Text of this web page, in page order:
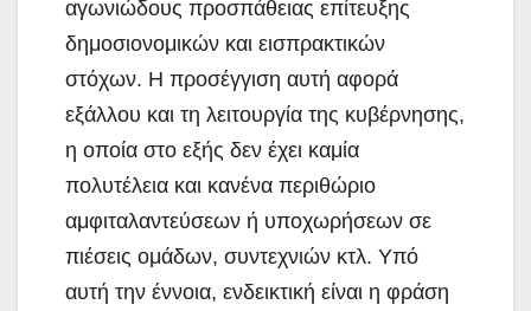
αγωνιώδους προσπάθειας επίτευξης
δημοσιονομικών και εισπρακτικών
στόχων. Η προσέγγιση αυτή αφορά
εξάλλου και τη λειτουργία της κυβέρνησης,
η οποία στο εξής δεν έχει καμία
πολυτέλεια και κανένα περιθώριο
αμφιταλαντεύσεων ή υποχωρήσεων σε
πιέσεις ομάδων, συντεχνιών κτλ. Υπό
αυτή την έννοια, ενδεικτική είναι η φράση